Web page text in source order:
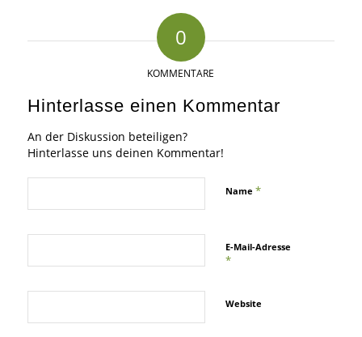
0
KOMMENTARE
Hinterlasse einen Kommentar
An der Diskussion beteiligen?
Hinterlasse uns deinen Kommentar!
Name *
E-Mail-Adresse
*
Website